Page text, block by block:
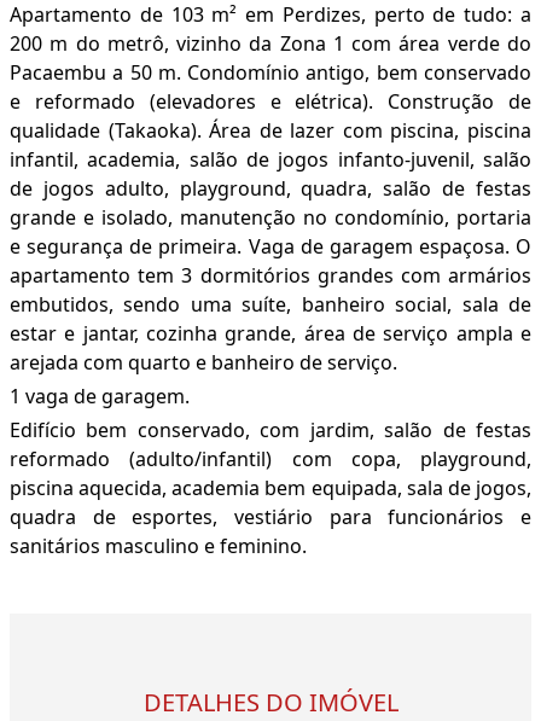
Apartamento de 103 m² em Perdizes, perto de tudo: a
200 m do metrô, vizinho da Zona 1 com área verde do
Pacaembu a 50 m. Condomínio antigo, bem conservado
e reformado (elevadores e elétrica). Construção de
qualidade (Takaoka). Área de lazer com piscina, piscina
infantil, academia, salão de jogos infanto-juvenil, salão
de jogos adulto, playground, quadra, salão de festas
grande e isolado, manutenção no condomínio, portaria
e segurança de primeira. Vaga de garagem espaçosa. O
apartamento tem 3 dormitórios grandes com armários
embutidos, sendo uma suíte, banheiro social, sala de
estar e jantar, cozinha grande, área de serviço ampla e
arejada com quarto e banheiro de serviço.
1 vaga de garagem.
Edifício bem conservado, com jardim, salão de festas
reformado (adulto/infantil) com copa, playground,
piscina aquecida, academia bem equipada, sala de jogos,
quadra de esportes, vestiário para funcionários e
sanitários masculino e feminino.
DETALHES DO IMÓVEL